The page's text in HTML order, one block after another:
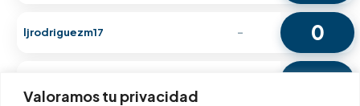
Valoramos tu privacidad
ljrodriguezm17 - 0